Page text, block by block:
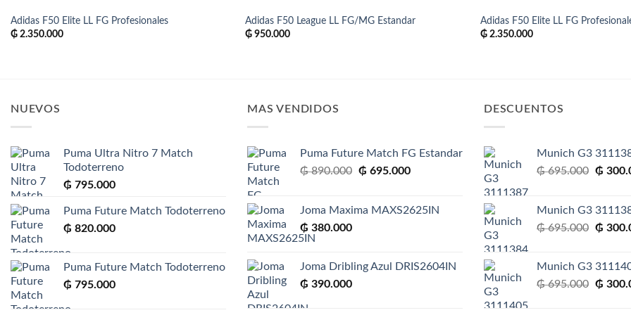
Adidas F50 Elite LL FG Profesionales
₲2.350.000
Adidas F50 League LL FG/MG Estandar
₲ 950.000
Adidas F50 Elite LL FG
₲2.350.000
NUEVOS
Puma Ultra Nitro 7 Match
Todoterreno
₲ 795.000
Puma Future Match Todoterreno
₲ 820.000
Puma Future Match Todoterreno
₲ 795.000
MAS VENDIDOS
Puma Future Match FG Estandar
₲890.000 El
era:
₲ 695.000El
es:
Joma Maxima MAXS2625IN
₲ 380.000
Joma Dribling Azul DRIS2604IN
₲ 390.000
DESCUENTOS
Munich G3
₲695.000 El
era:
₲
₲
Munich G3
₲695.000 El
era:
₲
₲
Munich G3
₲695.000 El
₲